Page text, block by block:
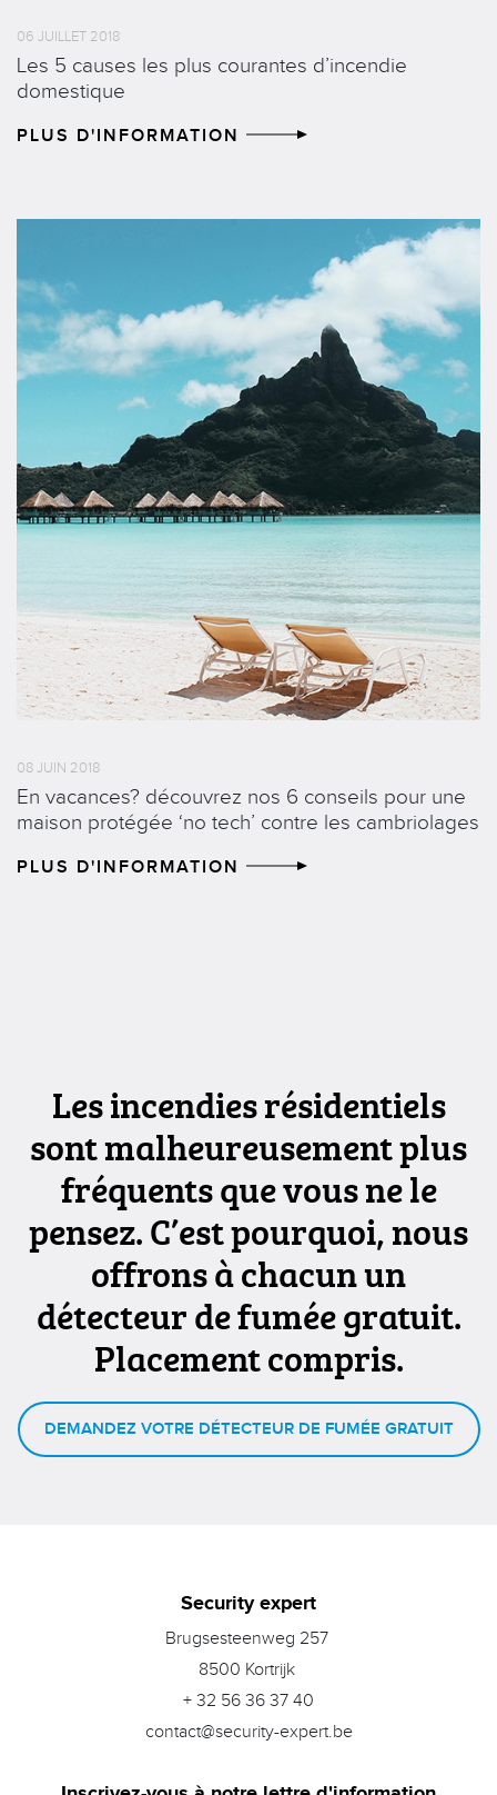
06 JUILLET 2018
Les 5 causes les plus courantes d’incendie
domestique
PLUS D'INFORMATION
08 JUIN 2018
En vacances? découvrez nos 6 conseils pour une
maison protégée ‘no tech’ contre les cambriolages
PLUS D'INFORMATION
Les incendies résidentiels
sont malheureusement plus
fréquents que vous ne le
pensez. C’est pourquoi, nous
offrons à chacun un
détecteur de fumée gratuit.
Placement compris.
DEMANDEZ VOTRE DÉTECTEUR DE FUMÉE GRATUIT
Security expert
Brugsesteenweg 257
8500 Kortrijk
+ 32 56 36 37 40
contact@security-expert.be